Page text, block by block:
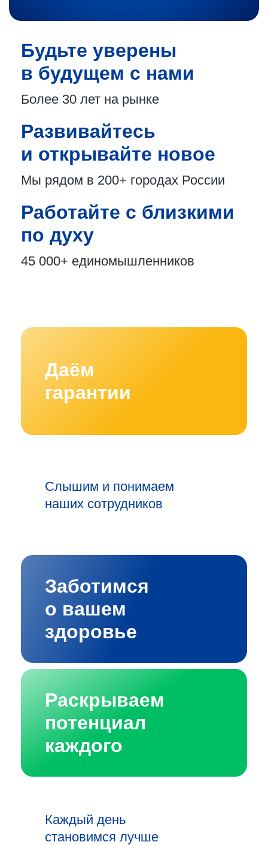
Будьте уверены
в будущем с нами
Более 30 лет на рынке
Развивайтесь
и открывайте новое
Мы рядом в 200+ городах России
Работайте с близкими
по духу
45 000+ единомышленников
Даём
гарантии
Слышим и понимаем
наших сотрудников
Заботимся
о вашем
здоровье
Раскрываем
потенциал
каждого
Каждый день
становимся лучше